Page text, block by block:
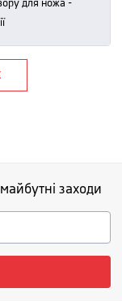
для ножа -
заходи